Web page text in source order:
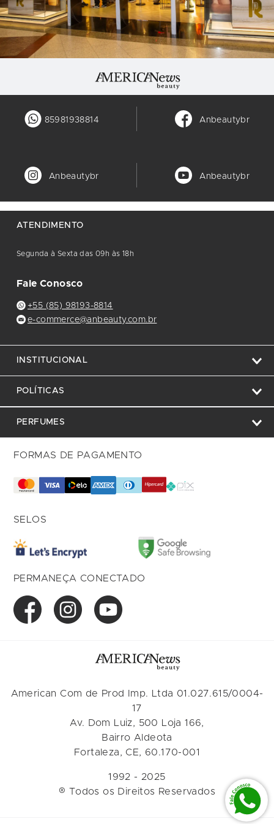
85981938814 Anbeautybr
Anbeautybr Anbeautybr
ATENDIMENTO
Segunda à Sexta das 09h às 18h
Fale Conosco
+55 (85) 98193-8814
e-commerce@anbeauty.com.br
INSTITUCIONAL
POLÍTICAS
PERFUMES
FORMAS DE PAGAMENTO
SELOS
PERMANEÇA CONECTADO
American Com de Prod Imp. Ltda 01.027.615/0004-
17
Av. Dom Luiz, 500 Loja 166,
Bairro Aldeota
Fortaleza, CE, 60.170-001
1992 - 2025
® Todos os Direitos Reservados